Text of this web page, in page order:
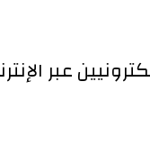
عبر